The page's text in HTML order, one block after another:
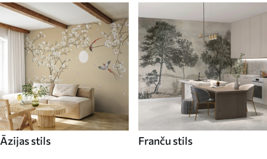
Āzijas stils Franču stils